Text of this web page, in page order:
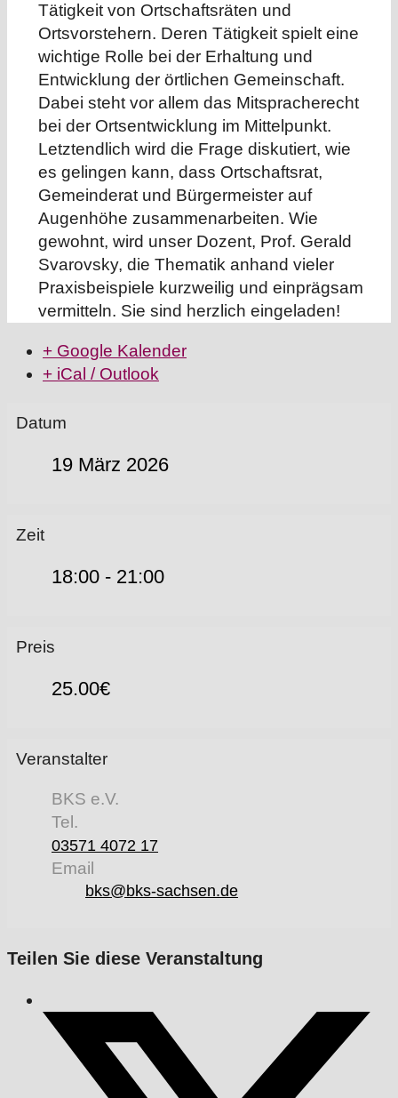
Tätigkeit von Ortschaftsräten und
Ortsvorstehern. Deren Tätigkeit spielt eine
wichtige Rolle bei der Erhaltung und
Entwicklung der örtlichen Gemeinschaft.
Dabei steht vor allem das Mitspracherecht
bei der Ortsentwicklung im Mittelpunkt.
Letztendlich wird die Frage diskutiert, wie
es gelingen kann, dass Ortschaftsrat,
Gemeinderat und Bürgermeister auf
Augenhöhe zusammenarbeiten. Wie
gewohnt, wird unser Dozent, Prof. Gerald
Svarovsky, die Thematik anhand vieler
Praxisbeispiele kurzweilig und einprägsam
vermitteln. Sie sind herzlich eingeladen!
+ Google Kalender
+ iCal / Outlook
Datum
19 März 2026
Zeit
18:00 - 21:00
Preis
25.00€
Veranstalter
BKS e.V.
Tel.
03571 4072 17
Email
bks@bks-sachsen.de
Teilen Sie diese Veranstaltung